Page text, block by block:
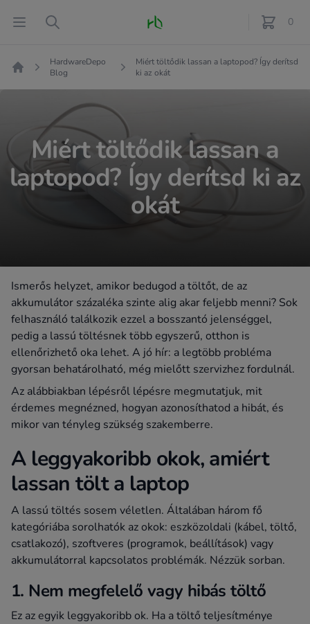
Open menu
Search Fő oldal 0
féle
HardwareDepo
Blog
Miért töltődik lassan a laptopod? Így derítsd
ki az okát
Miért töltődik lassan a
laptopod? Így derítsd ki az
okát
Ismerős helyzet, amikor bedugod a töltőt, de az
akkumulátor százaléka szinte alig akar feljebb menni? Sok
felhasználó találkozik ezzel a bosszantó jelenséggel,
pedig a lassú töltésnek több egyszerű, otthon is
ellenőrizhető oka lehet. A jó hír: a legtöbb probléma
gyorsan behatárolható, még mielőtt szervizhez fordulnál.
Az alábbiakban lépésről lépésre megmutatjuk, mit
érdemes megnézned, hogyan azonosíthatod a hibát, és
mikor van tényleg szükség szakemberre.
A leggyakoribb okok, amiért
lassan tölt a laptop
A lassú töltés sosem véletlen. Általában három fő
kategóriába sorolhatók az okok: eszközoldali (kábel, töltő,
csatlakozó), szoftveres (programok, beállítások) vagy
akkumulátorral kapcsolatos problémák. Nézzük sorban.
1. Nem megfelelő vagy hibás töltő
Ez az egyik leggyakoribb ok. Ha a töltő teljesítménye